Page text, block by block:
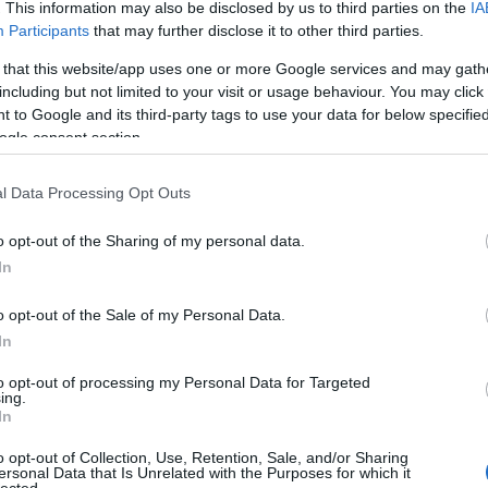
This information may also be disclosed by us to third parties on the
Participants that may further disclose it to other third parties.
that this website/app uses one or more Google services and may
but not limited to your visit or usage behaviour. You may
to Google and its third-party tags to use your data for below
consent section.
Data Processing Opt Outs
opt-out of the Sharing of my personal data.
opt-out of the Sale of my Personal Data.
opt-out of processing my Personal Data for Targeted
opt-out of Collection, Use, Retention, Sale, and/or Sharing
Data that Is Unrelated with the Purposes for which it
volt megtalálni a megfelelő színészeket Edward
nem találtak olyan ikerpárt, akik megfeleltek
mégis sikerült négy olyan, hasonló karakterű fiút
a darabot.
dolgozottSzurdi Miklóssal
, akivel
filmszerűen vetítik majd a különböző
tervezte jelmezek korhűek
zenéjéről annyit árultak el az alkotók: többféle
musicalt ígér.